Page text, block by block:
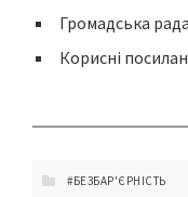
Громадська
Корисні
#БЕЗБАР'ЄРНІСТЬ